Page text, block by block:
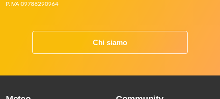
P.IVA 09788290964
Chi siamo